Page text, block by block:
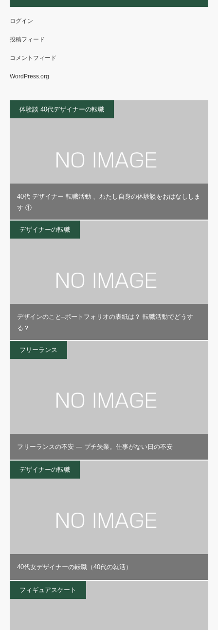
ログイン
投稿フィード
コメントフィード
WordPress.org
体験談 40代デザイナーの転職
40代 デザイナー 転職活動 、わたし自身の体験談をおはなししま
す ①
デザイナーの転職
デザインのこと–ポートフォリオの表紙は？ 転職活動でどうす
る？
フリーランス
フリーランスの不安 — プチ失業。仕事がない日の不安
デザイナーの転職
40代女デザイナーの転職（40代の就活）
フィギュアスケート